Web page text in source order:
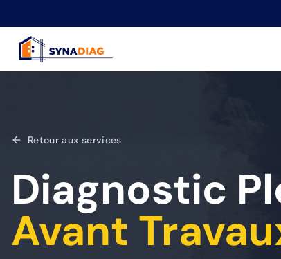
Retour aux services
Diagnostic
Avant